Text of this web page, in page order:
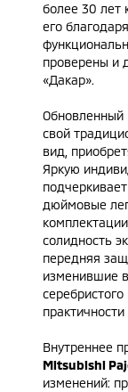
более 30 лет
его
проверены и
«Дакар».
Обновленный
свой
вид,
Яркую
дюймовые
солидность
передняя
изменившие
Внутреннее
Mitsubishi
изменений: